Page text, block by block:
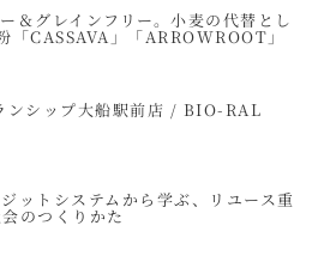
＆グレインフリー。小麦の代替とし
「CASSAVA」「ARROWROOT」
ンシップ大船駅前店 / BIO-RAL
ットシステムから学ぶ、リユース重
のつくりかた